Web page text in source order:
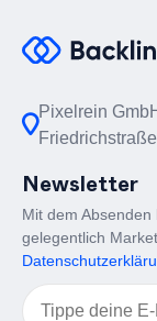
Pixelrein
Newsletter
Mit dem
gelegentlich
Email